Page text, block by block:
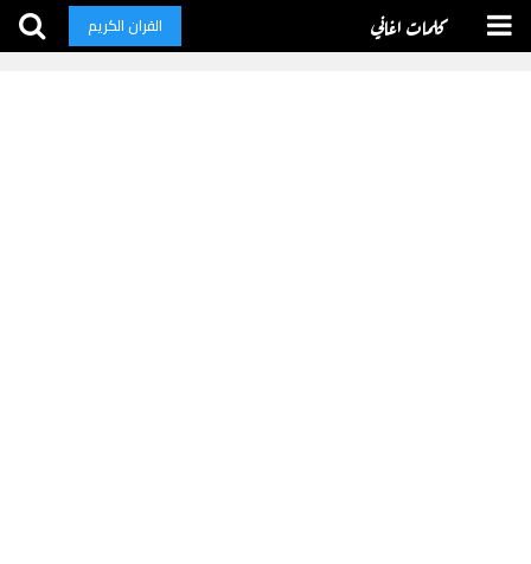
كلمات اغاني القران الكريم